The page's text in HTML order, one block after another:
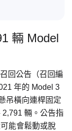
輛 Model
回公告（召回編
年的 Model 3
吊橫向連桿固定
輛。公告指
能會鬆動或脫